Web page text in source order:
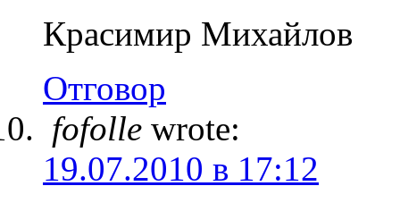
Красимир Михайлов
Отговор
fofolle wrote:
19.07.2010 в 17:12